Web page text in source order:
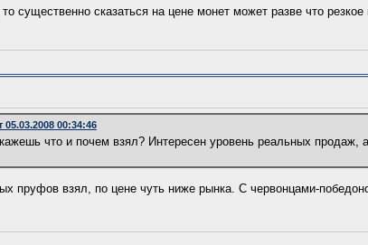
существенно сказаться на цене монет может разве что
00:34:46
что и почем взял? Интересен уровень реальных продаж,
пруфов взял, по цене чуть ниже рынка. С червонцами-